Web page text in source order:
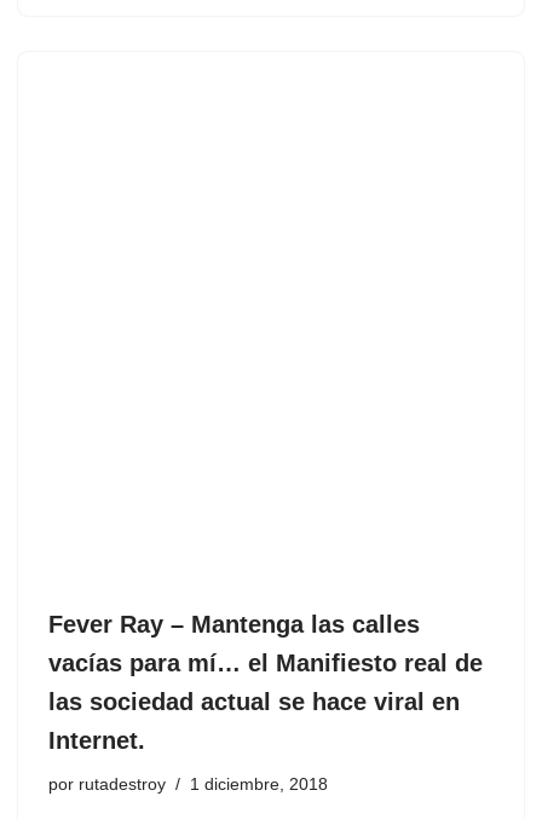
Fever Ray – Mantenga las calles
vacías para mí… el Manifiesto real de
las sociedad actual se hace viral en
Internet.
por rutadestroy 1 diciembre, 2018